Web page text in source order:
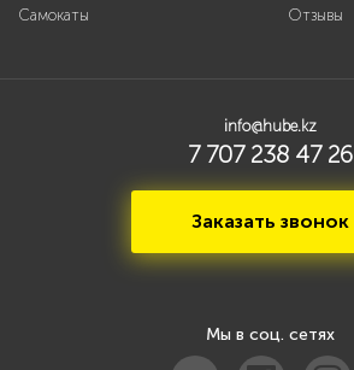
Самокаты
Отзывы
info@hube.kz
7 707 238 47 26
Заказать звонок
Мы в соц. сетях